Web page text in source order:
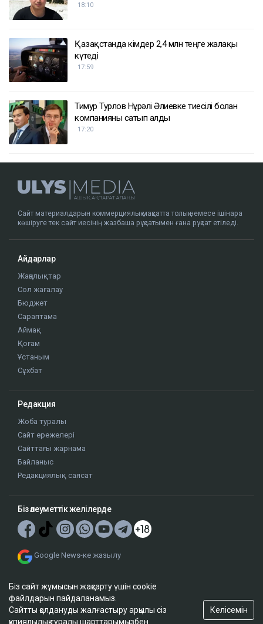
18:10
Қазақстанда кімдер 2,4 млн теңге жалақы
күтеді
17:59
Тимур Турлов Нұрәлі Әлиевке тиесілі болған
компанияны сатып алды
17:20
Сайт материалдарын коммерциялық мақсатта толық немесе ішінара
көшіруге тек сайт иесінің жазбаша рұқсатымен ғана рұқсат етіледі.
Айдарлар
Жаңалықтар
Сол жағалау
Бюджет
Сараптама
Аймақ
Қоғам
Ұстаным
Сұхбат
Редакция
Жоба туралы
Сайт ережелері
Сайттағы жарнама
Байланыс
Редакциялық саясат
Біз әлеуметтік желілерде
Google News-ке жазылу
Біз сайт жұмысын жақсарту үшін cookie
файлдарын пайдаланамыз.
Сайтты қолдануды жалғастыру арқылы сіз
құпиялылық туралы шарттарымызбен
Келісемін